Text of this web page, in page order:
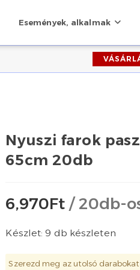
Események, alkalmak
Nyuszi farok
65cm 20db
6,970Ft / 20db-
Készlet: 9 db készleten
Szerezd meg az utolsó